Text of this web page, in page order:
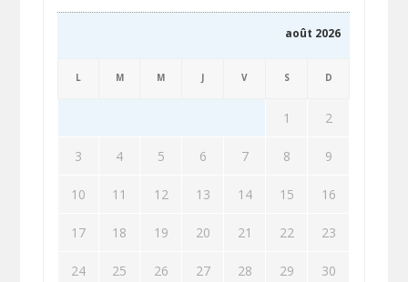
août 2026
L M M J V S D
1 2
3 4 5 6 7 8 9
10 11 12 13 14 15 16
17 18 19 20 21 22 23
24 25 26 27 28 29 30